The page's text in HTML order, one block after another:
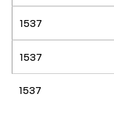
1537
1537
1537